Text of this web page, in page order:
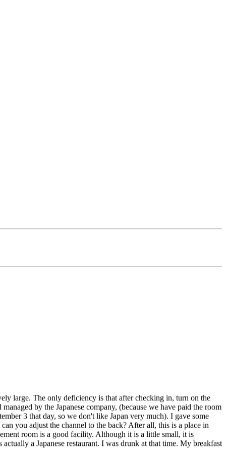
by the Japanese company, (because we have paid the room
3 that day, so we don't like Japan very much). I gave some
you adjust the channel to the back? After all, this is a place in
room is a good facility. Although it is a little small, it is
a Japanese restaurant. I was drunk at that time. My breakfast